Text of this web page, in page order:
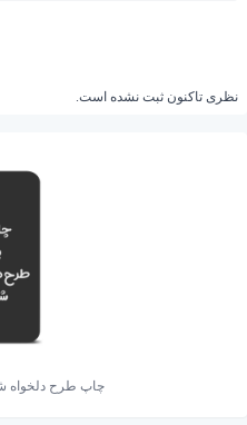
نظری تاکنون ثبت نشده است.
چاپ طرح دلخواه